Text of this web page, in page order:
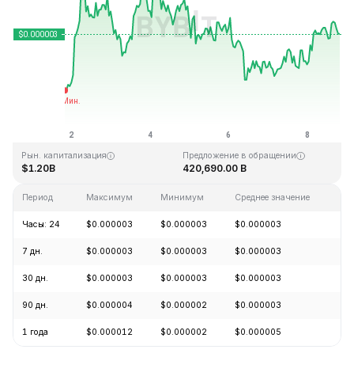
Последнее обновление: 19:43 GMT+0 2026-08-08
$0.000028 $0.000000
Рын. капитализация
$1.20B
Предложение в обращении
420,690.00 B
Период Максимум Минимум Среднее значение
Часы: 24 $0.000003 $0.000003 $0.000003
7 дн. $0.000003 $0.000003 $0.000003
30 дн. $0.000003 $0.000003 $0.000003
90 дн. $0.000004 $0.000002 $0.000003
1 года $0.000012 $0.000002 $0.000005